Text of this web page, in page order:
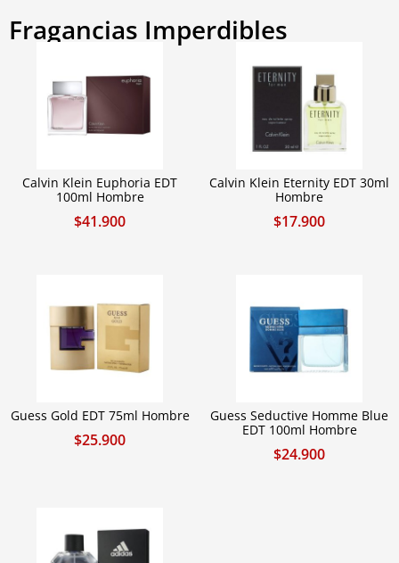
Fragancias Imperdibles
Calvin Klein Euphoria EDT
100ml Hombre
$41.900
Calvin Klein Eternity EDT 30ml
Hombre
$17.900
Guess Gold EDT 75ml Hombre
$25.900
Guess Seductive Homme Blue
EDT 100ml Hombre
$24.900